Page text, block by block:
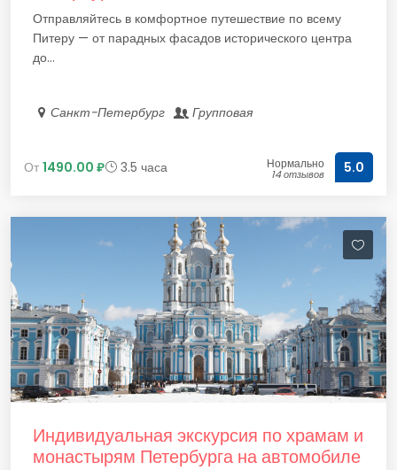
Отправляйтесь в комфортное путешествие по всему
Питеру — от парадных фасадов исторического центра
до...
Санкт-Петербург Групповая
От 1490.00 ₽ 3.5 часа Нормально
14 отзывов 5.0
Индивидуальная экскурсия по храмам и
монастырям Петербурга на автомобиле